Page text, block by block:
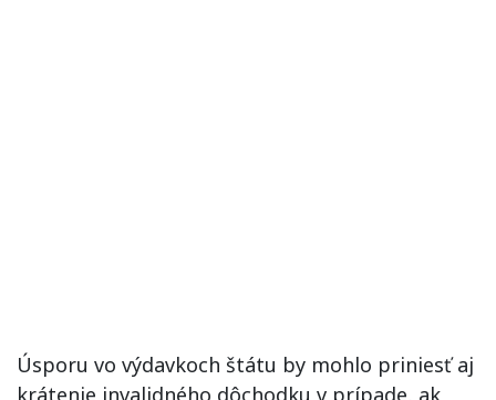
Úsporu vo výdavkoch štátu by mohlo priniesť aj
krátenie invalidného dôchodku v prípade, ak